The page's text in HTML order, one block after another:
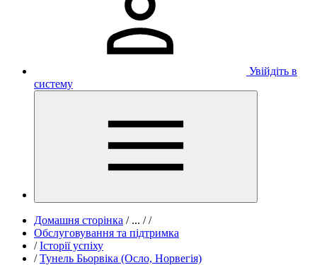
Увійдіть в
систему
Домашня сторінка /... / /
Обслуговування та підтримка
/ Історії успіху
/ Тунель Бьорвіка (Осло, Норвегія)